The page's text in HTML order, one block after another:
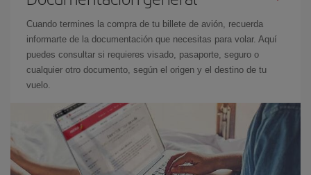
Cuando termines la compra de tu billete de avión, recuerda
informarte de la documentación que necesitas para volar. Aquí
puedes consultar si requieres visado, pasaporte, seguro o
cualquier otro documento, según el origen y el destino de tu
vuelo.